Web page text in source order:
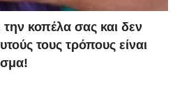
κοπέλα σας και δεν
τους τρόπους είναι